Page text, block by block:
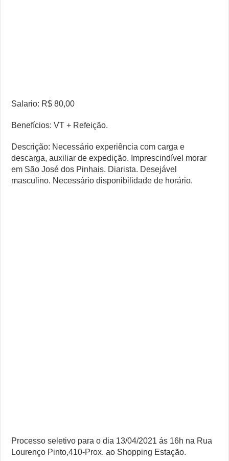
Salario: R$ 80,00
Benefícios: VT + Refeição.
Descrição: Necessário experiência com carga e
descarga, auxiliar de expedição. Imprescindível morar
em São José dos Pinhais. Diarista. Desejável
masculino. Necessário disponibilidade de horário.
Processo seletivo para o dia 13/04/2021 ás 16h na Rua
Lourenço Pinto,410-Prox. ao Shopping Estação.